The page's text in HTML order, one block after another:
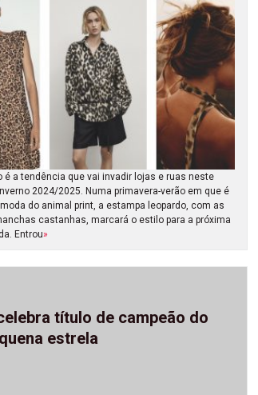
é a tendência que vai invadir lojas e ruas neste
2024/2025. Numa primavera-verão em que é
do animal print, a estampa leopardo, com as
castanhas, marcará o estilo para a próxima
Entrou»
título de campeão do
estrela